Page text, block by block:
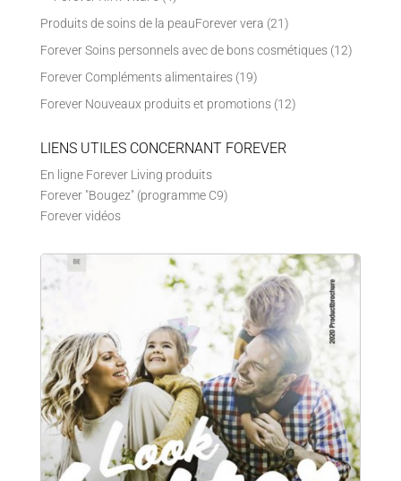
Produits de soins de la peauForever vera (21)
Forever Soins personnels avec de bons cosmétiques (12)
Forever Compléments alimentaires (19)
Forever Nouveaux produits et promotions (12)
LIENS UTILES CONCERNANT FOREVER
En ligne Forever Living produits
Forever "Bougez" (programme C9)
Forever vidéos